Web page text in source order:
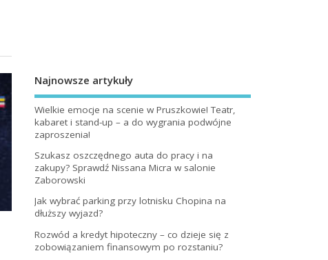
Najnowsze artykuły
Wielkie emocje na scenie w Pruszkowie! Teatr,
kabaret i stand-up – a do wygrania podwójne
zaproszenia!
Szukasz oszczędnego auta do pracy i na
zakupy? Sprawdź Nissana Micra w salonie
Zaborowski
Jak wybrać parking przy lotnisku Chopina na
dłuższy wyjazd?
Rozwód a kredyt hipoteczny – co dzieje się z
zobowiązaniem finansowym po rozstaniu?